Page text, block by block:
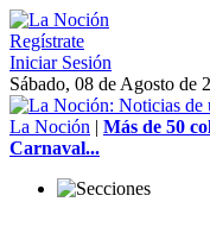
Regístrate
Iniciar Sesión
Sábado, 08 de Agosto de
La Noción | Más de 50
Carnaval...